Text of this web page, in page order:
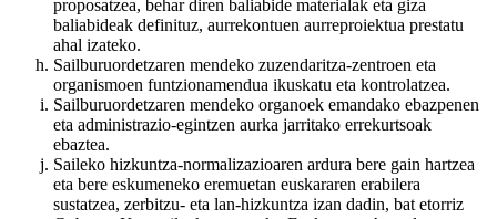
proposatzea, behar diren baliabide materialak eta giza
baliabideak definituz, aurrekontuen aurreproiektua prestatu
ahal izateko.
Sailburuordetzaren mendeko zuzendaritza-zentroen eta
organismoen funtzionamendua ikuskatu eta kontrolatzea.
Sailburuordetzaren mendeko organoek emandako ebazpenen
eta administrazio-egintzen aurka jarritako errekurtsoak
ebaztea.
Saileko hizkuntza-normalizazioaren ardura bere gain hartzea
eta bere eskumeneko eremuetan euskararen erabilera
sustatzea, zerbitzu- eta lan-hizkuntza izan dadin, bat etorriz